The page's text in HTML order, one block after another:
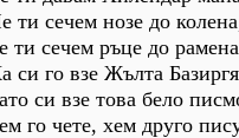
ти сечем нозе до
ти сечем ръце до
си го взе Жълта
си взе това бело
го чете, хем друго